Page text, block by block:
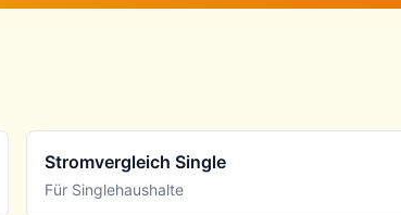
Stromvergleich Single
Für Singlehaushalte